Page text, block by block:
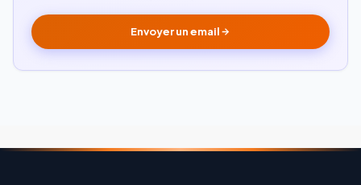
Envoyer un email